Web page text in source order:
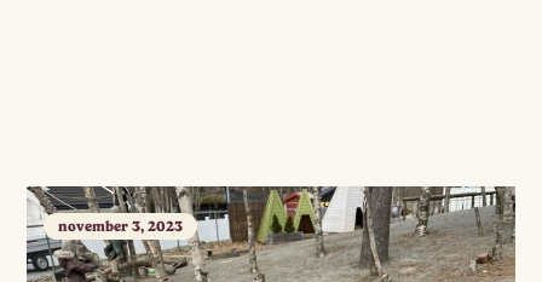
november 3, 2023